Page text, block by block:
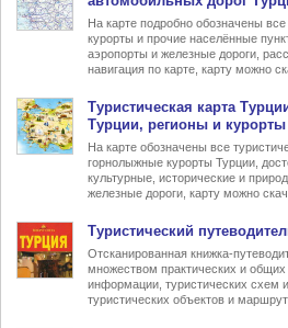
На карте подробно обозначены
курорты и прочие населённые
аэропорты и железные дороги,
навигация по карте, карту можно
Туристическая карта
Турции, регионы и
На карте обозначены все
горнолыжные курорты Турции,
культурные, исторические и
железные дороги, карту можно
Туристический
Отсканированная книжка-
множеством практических и
информации, туристических схем
туристических объектов и